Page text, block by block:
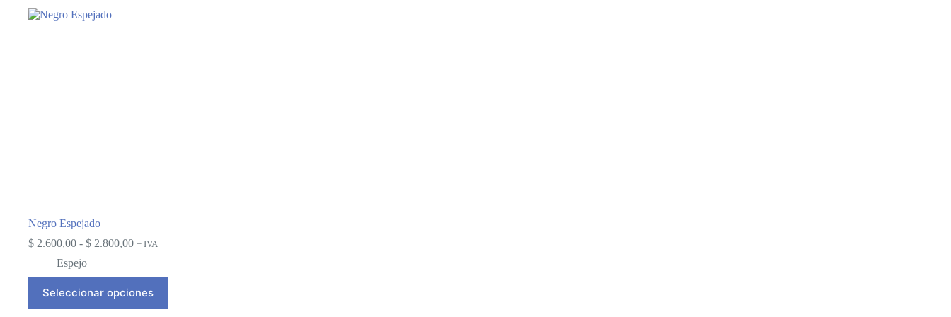
Negro Espejado
$ 2.600,00 - $ 2.800,00Rango
desde
$ 2.600,00
hasta
+ IVA
Espejo
Seleccionar opciones
producto
tiene